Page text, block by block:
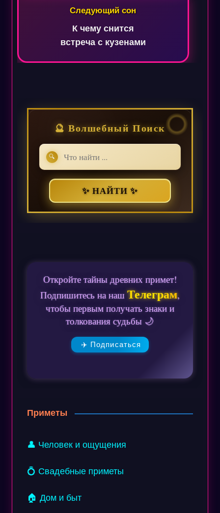
Следующий сон
К чему снится
встреча с кузенами
🔮 Волшебный Поиск
🔍
✨ НАЙТИ ✨
Откройте тайны древних примет!
Подпишитесь на нашТелеграм,
чтобы первым получать знаки и
толкования судьбы 🌙
✈️ Подписаться
Приметы
👤 Человек и ощущения
💍 Свадебные приметы
🏠 Дом и быт